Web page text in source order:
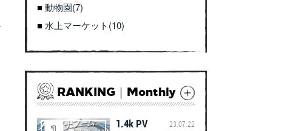
動物園(7)
水上マーケット(10)
RANKING｜Monthly
1.4k PV 23.07.22